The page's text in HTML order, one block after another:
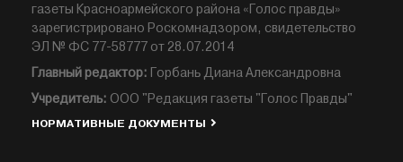
газеты Красноармейского района «Голос правды»
зарегистрировано Роскомнадзором, свидетельство
ЭЛ № ФС 77-58777 от 28.07.2014
Главный редактор: Горбань Диана Александровна
Учредитель: ООО "Редакция газеты "Голос Правды"
НОРМАТИВНЫЕ ДОКУМЕНТЫ